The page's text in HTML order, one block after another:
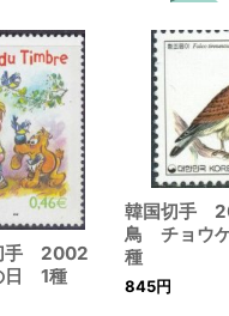
手 2002
日 1種
韓国切手
鳥 チョウ
種
845円